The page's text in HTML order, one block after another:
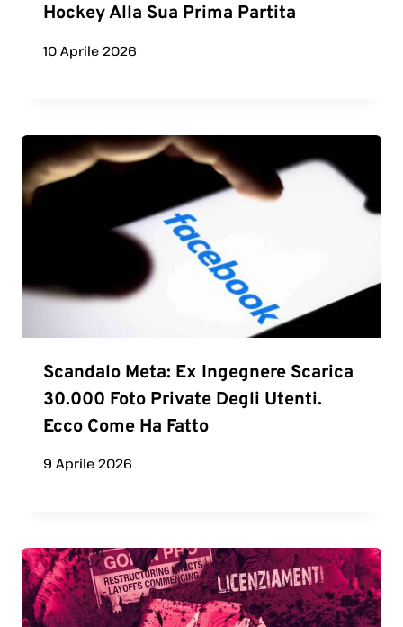
Hockey Alla Sua Prima Partita
10 Aprile 2026
Scandalo Meta: Ex Ingegnere Scarica
30.000 Foto Private Degli Utenti.
Ecco Come Ha Fatto
9 Aprile 2026